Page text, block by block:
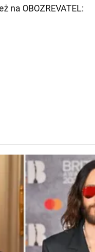
na OBOZREVATEL: